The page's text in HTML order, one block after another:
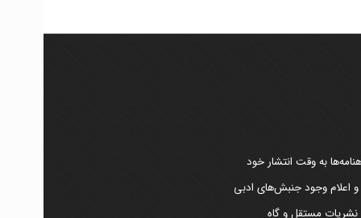
به وقت انتشار خود
و اعلام وجود جنبش‌های ادبی
نشریات مستقل و گاه